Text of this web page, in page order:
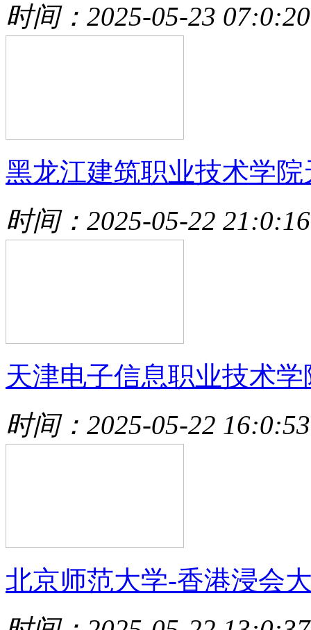
时间：2025-05-23 07:0:20
黑龙江建筑职业技术学院
时间：2025-05-22 21:0:16
天津电子信息职业技术学
时间：2025-05-22 16:0:53
北京师范大学-香港浸会